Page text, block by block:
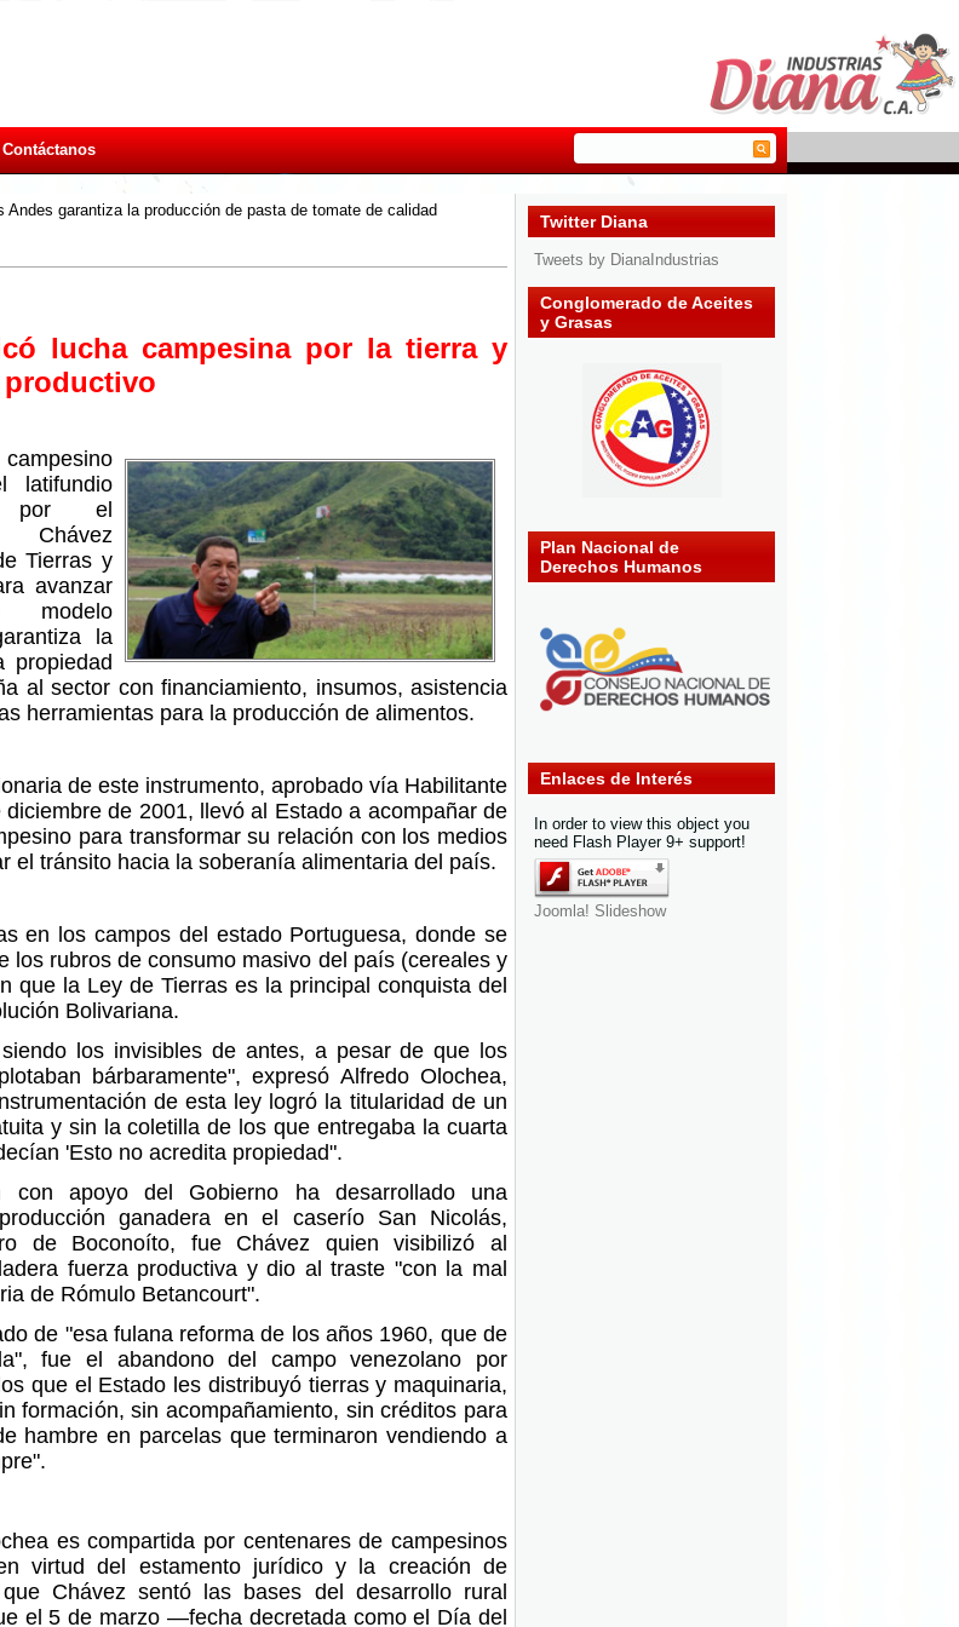
Contáctanos
Andes garantiza la producción de pasta de tomate de calidad
lucha campesina por la tierra y
latifundio
por el
Chávez
Tierras y
avanzar
modelo
la
propiedad
al sector con financiamiento, insumos, asistencia
herramientas para la producción de alimentos.
de este instrumento, aprobado vía Habilitante
de 2001, llevó al Estado a acompañar de
para transformar su relación con los medios
el tránsito hacia la soberanía alimentaria del país.
en los campos del estado Portuguesa, donde se
los rubros de consumo masivo del país (cereales y
que la Ley de Tierras es la principal conquista del
Bolivariana.
los invisibles de antes, a pesar de que los
bárbaramente", expresó Alfredo Olochea,
de esta ley logró la titularidad de un
y sin la coletilla de los que entregaba la cuarta
'Esto no acredita propiedad".
con apoyo del Gobierno ha desarrollado una
ganadera en el caserío San Nicolás,
de Boconoíto, fue Chávez quien visibilizó al
fuerza productiva y dio al traste "con la mal
de Rómulo Betancourt".
de "esa fulana reforma de los años 1960, que de
fue el abandono del campo venezolano por
que el Estado les distribuyó tierras y maquinaria,
formación, sin acompañamiento, sin créditos para
hambre en parcelas que terminaron vendiendo a
es compartida por centenares de campesinos
virtud del estamento jurídico y la creación de
Chávez sentó las bases del desarrollo rural
el 5 de marzo —fecha decretada como el Día del
Twitter Diana
Tweets by DianaIndustrias
Conglomerado de Aceites
y Grasas
Plan Nacional de
Derechos Humanos
Enlaces de Interés
In order to view this object you
need Flash Player 9+ support!
Joomla! Slideshow